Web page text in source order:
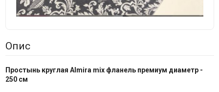
Опис
Простынь круглая Almira mix фланель премиум диаметр -
250 см